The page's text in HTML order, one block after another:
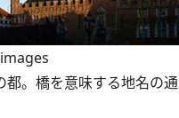
。橋を意味する地名の